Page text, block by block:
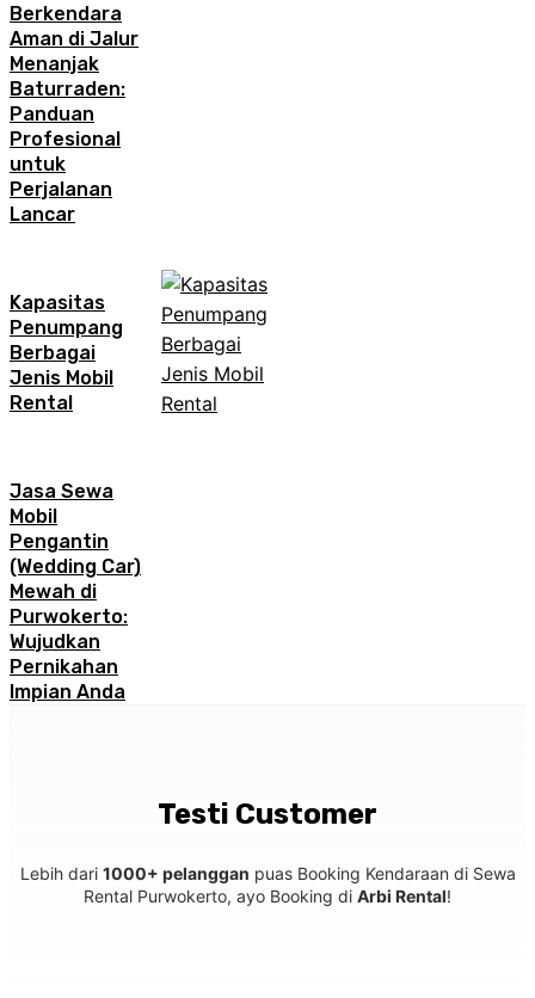
Berkendara
Aman di Jalur
Menanjak
Baturraden:
Panduan
Profesional
untuk
Perjalanan
Lancar
Kapasitas
Penumpang
Berbagai
Jenis Mobil
Rental
Jasa Sewa
Mobil
Pengantin
(Wedding Car)
Mewah di
Purwokerto:
Wujudkan
Pernikahan
Impian Anda
Testi Customer
Lebih dari 1000+ pelanggan puas Booking Kendaraan di Sewa
Rental Purwokerto, ayo Booking di Arbi Rental!